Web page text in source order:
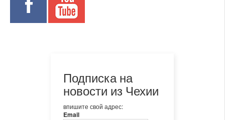
Подписка на
новости из Чехии
впишите свой адрес:
Email